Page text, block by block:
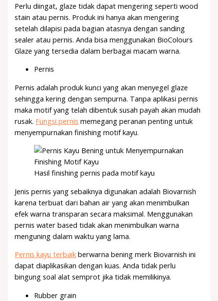
Perlu diingat, glaze tidak dapat mengering seperti wood
stain atau pernis. Produk ini hanya akan mengering
setelah dilapisi pada bagian atasnya dengan sanding
sealer atau pernis. Anda bisa menggunakan BioColours
Glaze yang tersedia dalam berbagai macam warna.
Pernis
Pernis adalah produk kunci yang akan menyegel glaze
sehingga kering dengan sempurna. Tanpa aplikasi pernis
maka motif yang telah dibentuk susah payah akan mudah
rusak. Fungsi pernis memegang peranan penting untuk
menyempurnakan finishing motif kayu.
Hasil finishing pernis pada motif kayu
Jenis pernis yang sebaiknya digunakan adalah Biovarnish
karena terbuat dari bahan air yang akan menimbulkan
efek warna transparan secara maksimal. Menggunakan
pernis water based tidak akan menimbulkan warna
menguning dalam waktu yang lama.
Pernis kayu terbaik berwarna bening merk Biovarnish ini
dapat diaplikasikan dengan kuas. Anda tidak perlu
bingung soal alat semprot jika tidak memilikinya.
Rubber grain